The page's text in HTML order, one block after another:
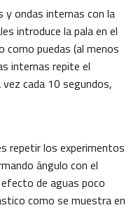
y ondas internas con la
introduce la pala en el
como puedas (al menos
internas repite el
cada 10 segundos,
repetir los experimentos
ángulo con el
de aguas poco
como se muestra en